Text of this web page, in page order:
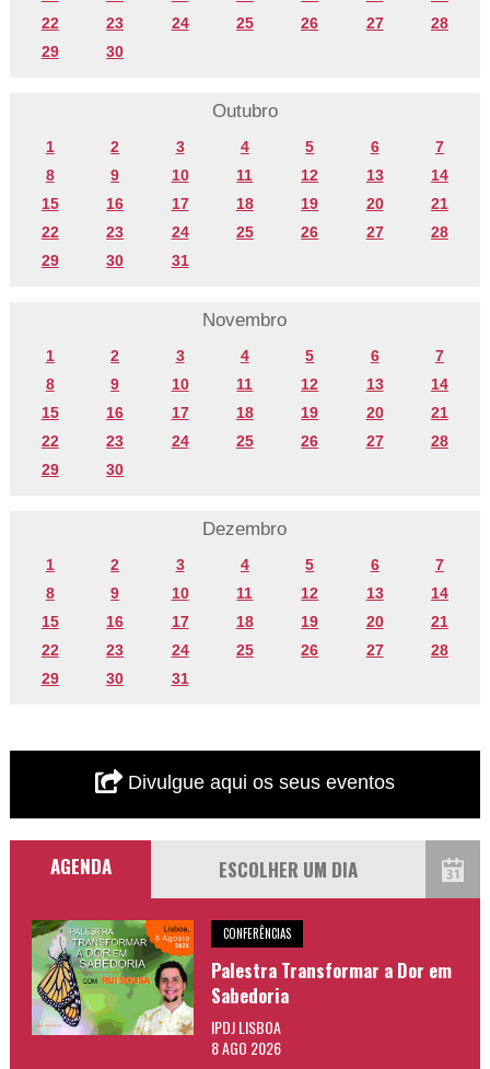
22
23 24 25 26 27
28
29
30
Outubro
1 2 3 4 5 6
7
8
9 10 11 12 13
14
15
16 17 18 19 20
21
22
23 24 25 26 27
28
29
30 31
Novembro
1 2 3 4 5 6
7
8
9 10 11 12 13
14
15
16 17 18 19 20
21
22
23 24 25 26 27
28
29
30
Dezembro
1 2 3 4 5 6
7
8
9 10 11 12 13
14
15
16 17 18 19 20
21
22
23 24 25 26 27
28
29
30 31
Divulgue aqui os seus eventos
AGENDA
CONFERÊNCIAS
Palestra Transformar a Dor em
Sabedoria
IPDJ LISBOA
8 AGO 2026